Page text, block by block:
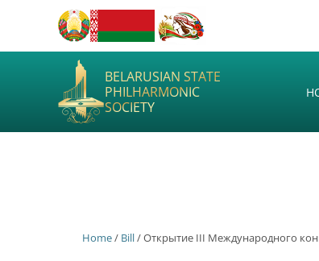
BELARUSIAN STATE
PHILHARMONIC
SOCIETY
Home/ Bill/ Открытие III Международного